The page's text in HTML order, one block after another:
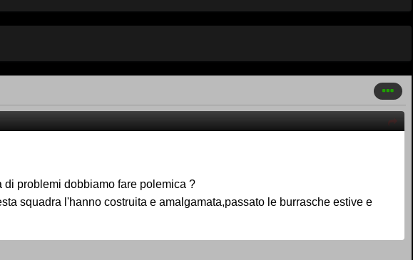
problemi dobbiamo fare polemica ?
squadra l'hanno costruita e amalgamata,passato le burrasche estive e